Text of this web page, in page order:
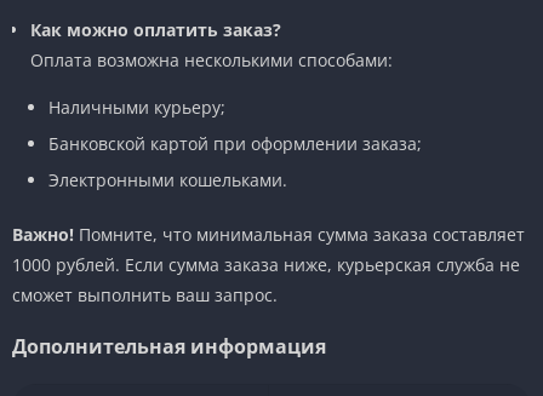
Как можно оплатить заказ?
Оплата возможна несколькими способами:
Наличными курьеру;
Банковской картой при оформлении заказа;
Электронными кошельками.
Важно! Помните, что минимальная сумма заказа составляет
1000 рублей. Если сумма заказа ниже, курьерская служба не
сможет выполнить ваш запрос.
Дополнительная информация